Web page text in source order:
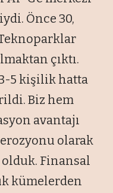
Önce 30,
çıktı.
5 kişilik hatta
Biz hem
avantajı
olarak
Finansal
kümelerden